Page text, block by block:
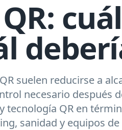
suelen reducirse a
necesario después
tecnología QR en
sanidad y equipos